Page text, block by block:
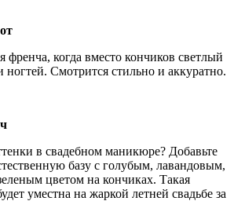
френча, когда вместо кончиков светлый
ногтей. Смотрится стильно и аккуратно.
в свадебном маникюре? Добавьте
базу с голубым, лавандовым,
цветом на кончиках. Такая
уместна на жаркой летней свадьбе за